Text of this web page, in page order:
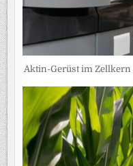
Aktin-Gerüst im